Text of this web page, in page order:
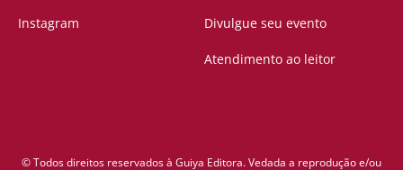
Instagram Divulgue seu evento
Atendimento ao leitor
© Todos direitos reservados à Guiya Editora. Vedada a reprodução e/ou